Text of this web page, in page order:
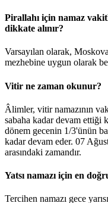
Pirallahı için namaz
dikkate alınır?
Varsayılan olarak,
mezhebine uygun olarak
Vitir ne zaman okunur?
Âlimler, vitir namazının
sabaha kadar devam ettiği
dönem gecenin 1/3'ünün
kadar devam eder. 07
arasındaki zamandır.
Yatsı namazı için en
Tercihen namazı gece